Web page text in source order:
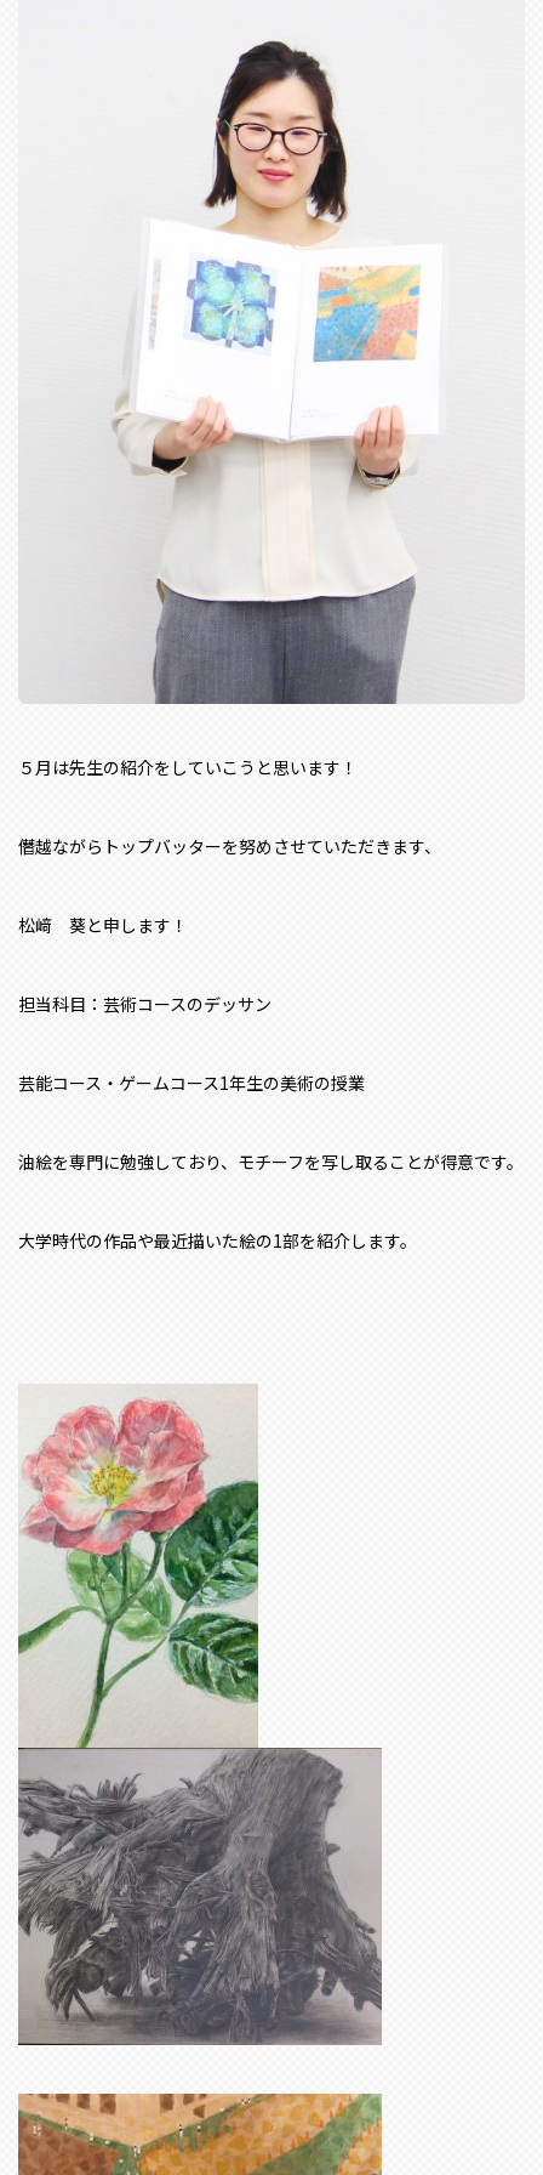
５月は先生の紹介をしていこうと思います！
僭越ながらトップバッターを努めさせていただきます、
松﨑 葵と申します！
担当科目：芸術コースのデッサン
芸能コース・ゲームコース1年生の美術の授業
油絵を専門に勉強しており、モチーフを写し取ることが得意です。
大学時代の作品や最近描いた絵の1部を紹介します。